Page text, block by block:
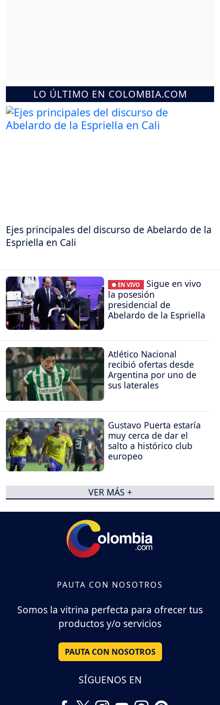
LO ÚLTIMO EN COLOMBIA.COM
Ejes principales del discurso de Abelardo de la
Espriella en Cali
● EN VIVO
Sigue en vivo
la posesión
presidencial de
Abelardo de la Espriella
Atlético Nacional
recibió ofertas desde
Argentina por uno de
sus laterales
Gustavo Puerta estaría
muy cerca de dar el
salto a histórico club
europeo
VER MÁS +
PAUTA CON NOSOTROS
Somos la vitrina perfecta para ofrecer tus
productos y/o servicios
PAUTA CON NOSOTROS
SÍGUENOS EN